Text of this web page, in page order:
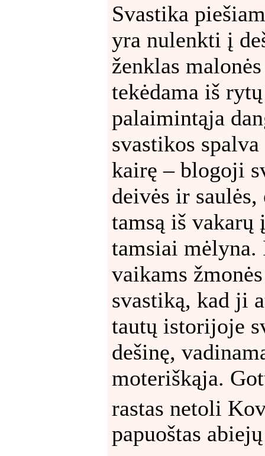
Svastika
yra nulenkti į
ženklas
tekėdama iš
palaimintąja
svastikos
kairę – blogoji
deivės ir
tamsą iš vakarų
tamsiai
vaikams
svastiką, kad ji
tautų istorijoje
dešinę,
moteriškąja.
rastas netoli
papuoštas